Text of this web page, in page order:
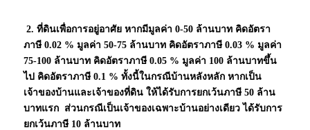
2. ที่ดินเพื่อการอยู่อาศัย หากมีมูลค่า 0-50 ล้านบาท คิดอัตรา
ภาษี 0.02 % มูลค่า 50-75 ล้านบาท คิดอัตราภาษี 0.03 % มูลค่า
75-100 ล้านบาท คิดอัตราภาษี 0.05 % มูลค่า 100 ล้านบาทขึ้น
ไป คิดอัตราภาษี 0.1 % ทั้งนี้ในกรณีบ้านหลังหลัก หากเป็น
เจ้าของบ้านและเจ้าของที่ดิน ให้ได้รับการยกเว้นภาษี 50 ล้าน
บาทแรก ส่วนกรณีเป็นเจ้าของเฉพาะบ้านอย่างเดียว ได้รับการ
ยกเว้นภาษี 10 ล้านบาท